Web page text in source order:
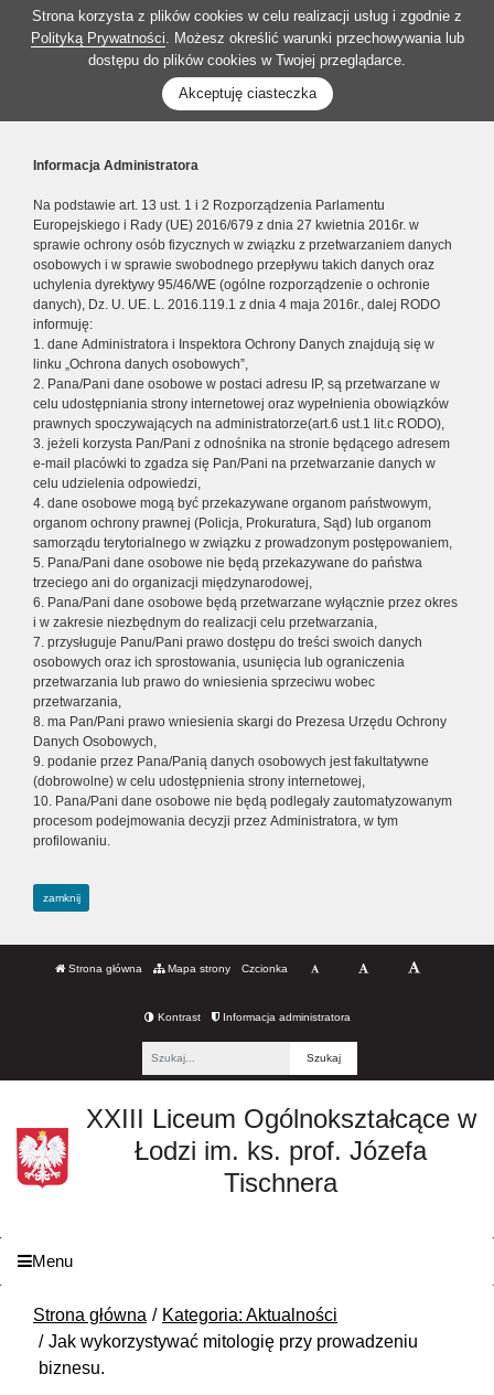
Strona korzysta z plików cookies w celu realizacji usług i zgodnie z
Polityką Prywatności. Możesz określić warunki przechowywania lub
dostępu do plików cookies w Twojej przeglądarce.
Akceptuję ciasteczka
Informacja Administratora
Na podstawie art. 13 ust. 1 i 2 Rozporządzenia Parlamentu
Europejskiego i Rady (UE) 2016/679 z dnia 27 kwietnia 2016r. w
sprawie ochrony osób fizycznych w związku z przetwarzaniem danych
osobowych i w sprawie swobodnego przepływu takich danych oraz
uchylenia dyrektywy 95/46/WE (ogólne rozporządzenie o ochronie
danych), Dz. U. UE. L. 2016.119.1 z dnia 4 maja 2016r., dalej RODO
informuję:
1. dane Administratora i Inspektora Ochrony Danych znajdują się w
linku „Ochrona danych osobowych”,
2. Pana/Pani dane osobowe w postaci adresu IP, są przetwarzane w
celu udostępniania strony internetowej oraz wypełnienia obowiązków
prawnych spoczywających na administratorze(art.6 ust.1 lit.c RODO),
3. jeżeli korzysta Pan/Pani z odnośnika na stronie będącego adresem
e-mail placówki to zgadza się Pan/Pani na przetwarzanie danych w
celu udzielenia odpowiedzi,
4. dane osobowe mogą być przekazywane organom państwowym,
organom ochrony prawnej (Policja, Prokuratura, Sąd) lub organom
samorządu terytorialnego w związku z prowadzonym postępowaniem,
5. Pana/Pani dane osobowe nie będą przekazywane do państwa
trzeciego ani do organizacji międzynarodowej,
6. Pana/Pani dane osobowe będą przetwarzane wyłącznie przez okres
i w zakresie niezbędnym do realizacji celu przetwarzania,
7. przysługuje Panu/Pani prawo dostępu do treści swoich danych
osobowych oraz ich sprostowania, usunięcia lub ograniczenia
przetwarzania lub prawo do wniesienia sprzeciwu wobec
przetwarzania,
8. ma Pan/Pani prawo wniesienia skargi do Prezesa Urzędu Ochrony
Danych Osobowych,
9. podanie przez Pana/Panią danych osobowych jest fakultatywne
(dobrowolne) w celu udostępnienia strony internetowej,
10. Pana/Pani dane osobowe nie będą podlegały zautomatyzowanym
procesom podejmowania decyzji przez Administratora, w tym
profilowaniu.
zamknij
Strona główna Mapa strony Czcionka
Kontrast Informacja administratora
XXIII Liceum Ogólnokształcące w
Łodzi im. ks. prof. Józefa
Tischnera
Menu
Strona główna
Kategoria: Aktualności
Jak wykorzystywać mitologię przy prowadzeniu
biznesu.